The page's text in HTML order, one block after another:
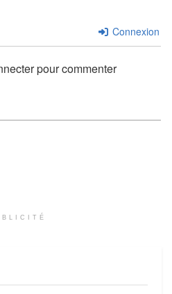
Connexion
pour commenter